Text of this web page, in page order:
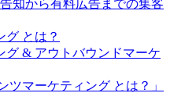
知から有料広告までの集客
グ とは？
グ & アウトバウンドマーケ
ツマーケティング とは？」